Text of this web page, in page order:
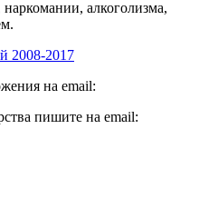
алкоголизма,
2008-2017
на email:
пишите на email: